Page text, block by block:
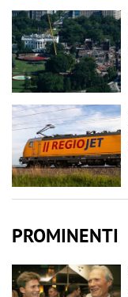
PROMINENTI